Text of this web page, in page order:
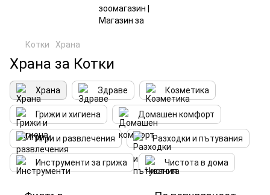
Котки Храна
Храна за Котки
Храна Здраве Козметика
Грижи и хигиена Домашен комфорт
Игри и развлечения Разходки и пътувания
Инструменти за грижа Чистота в дома